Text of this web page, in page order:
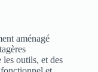
aménagé
les outils, et des